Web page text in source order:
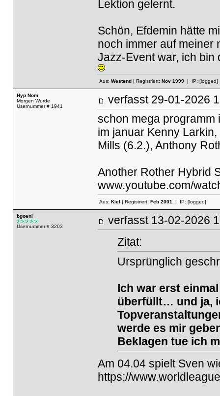
Lektion gelernt.
Schön, Efdemin hätte
noch immer auf meiner
Jazz-Event war, ich bin
Aus: Westend| Registriert: Nov 1999| IP: [logged]
Hyp Nom
Morgen Wurde
Usernummer # 1941
verfasst 29-01-
schon mega programm
im januar Kenny
Mills (6.2.), Anthony
Another Rother Hybrid
www.youtube.com/
Aus: Kiel | Registriert: Feb 2001| IP: [logged]
bgoeni
Usernummer # 3203
verfasst 13-02-
Zitat:
Ursprünglich
Ich war erst
überfüllt… und ja,
werde es mir
Beklagen tue ich
Am 04.04 spielt Sven
https://